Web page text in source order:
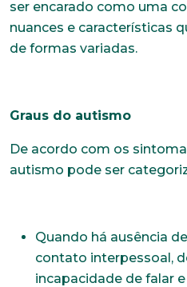
ser encarado como uma
nuances e características
de formas variadas.
Graus do autismo
De acordo com os
autismo pode ser
Quando há ausência
contato interpessoal,
incapacidade de falar